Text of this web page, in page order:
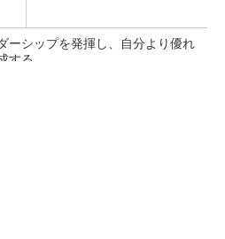
ーシップを発揮し、自分より優れ
する